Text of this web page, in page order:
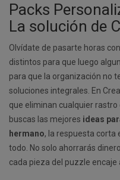
Packs
La solución de
Olvídate de pasarte horas
distintos para que luego
para que la organización no
soluciones integrales. En
que eliminan cualquier
buscas las mejores ideas
hermano, la respuesta corta
todo. No solo ahorrarás
cada pieza del puzzle encaje